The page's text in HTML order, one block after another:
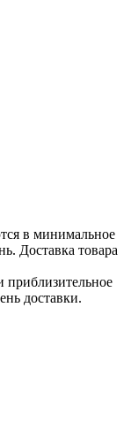
в минимальное
Доставка товара
приблизительное
доставки.